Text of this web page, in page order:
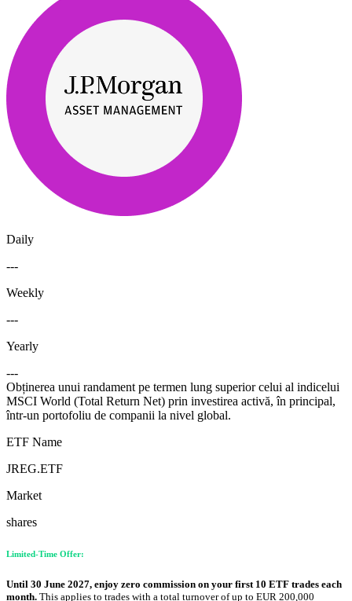
Daily
---
Weekly
---
Yearly
---
Obținerea unui randament pe termen lung superior celui al indicelui
MSCI World (Total Return Net) prin investirea activă, în principal,
într-un portofoliu de companii la nivel global.
ETF Name
JREG.ETF
Market
shares
Limited-Time Offer:
Until 30 June 2027, enjoy zero commission on your first 10 ETF trades each
month. This applies to trades with a total turnover of up to EUR 200,000